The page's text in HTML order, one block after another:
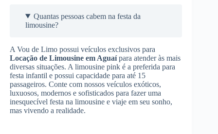
Quantas pessoas cabem na festa da
limousine?
A Vou de Limo possui veículos exclusivos para
Locação de Limousine em Aguaípara atender às mais
diversas situações. A limousine pink é a preferida para
festa infantil e possui capacidade para até 15
passageiros. Conte com nossos veículos exóticos,
luxuosos, modernos e sofisticados para fazer uma
inesquecível festa na limousine e viaje em seu sonho,
mas vivendo a realidade.